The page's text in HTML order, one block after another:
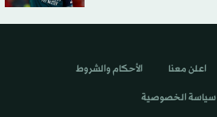
اعلن معنا الأحكام والشروط
سياسة الخصوصية